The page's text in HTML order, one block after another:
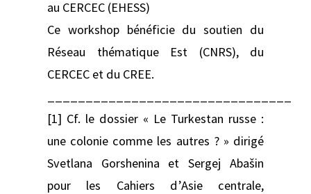
au CERCEC (EHESS)
Ce workshop bénéficie du soutien du
Réseau thématique Est (CNRS), du
CERCEC et du CREE.
[1] Cf. le dossier « Le Turkestan russe :
une colonie comme les autres ? » dirigé
Svetlana Gorshenina et Sergej Abašin
pour les Cahiers d’Asie centrale,